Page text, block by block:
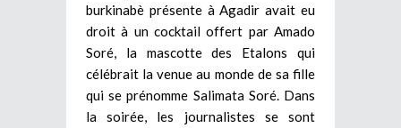
burkinabè présente à Agadir avait eu
droit à un cocktail offert par Amado
Soré, la mascotte des Etalons qui
célébrait la venue au monde de sa fille
qui se prénomme Salimata Soré. Dans
la soirée, les journalistes se sont